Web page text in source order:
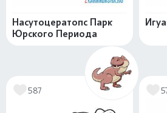
Насутоцератопс Парк
Юрского Периода
587